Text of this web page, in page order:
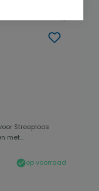
Streeploos
met...
op voorraad